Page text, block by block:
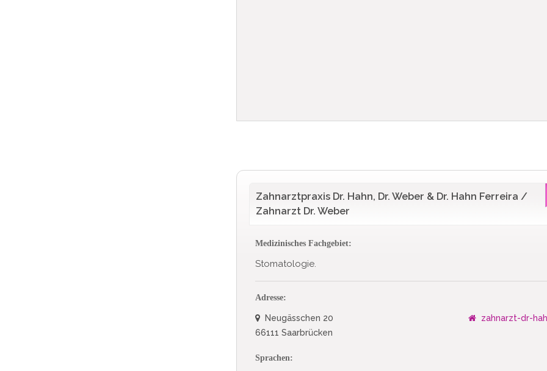
Zahnarztpraxis Dr. Hahn, Dr. Weber & Dr. Hahn Ferreira /
Zahnarzt Dr. Weber
Medizinisches Fachgebiet:
Stomatologie.
Adresse:
Neugässchen 20
66111 Saarbrücken
zahnarzt-dr-
Sprachen: